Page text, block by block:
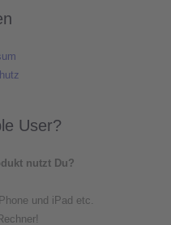
User?
nutzt Du?
und iPad etc.